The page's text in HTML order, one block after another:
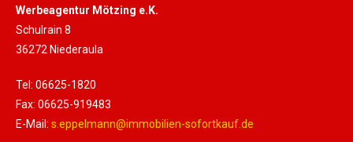
Werbeagentur Mötzing e.K.
Schulrain 8
36272 Niederaula
Tel: 06625-1820
Fax: 06625-919483
E-Mail: s.eppelmann@immobilien-sofortkauf.de